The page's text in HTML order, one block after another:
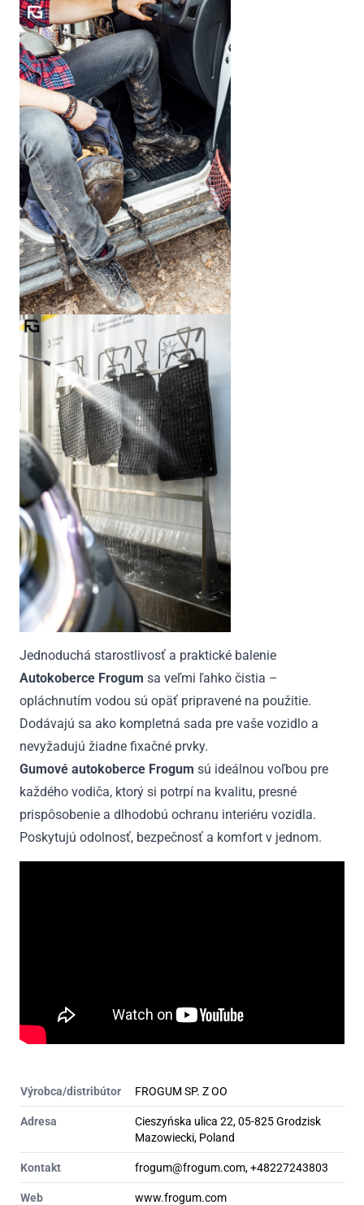
Jednoduchá starostlivosť a praktické balenie
Autokoberce Frogum sa veľmi ľahko čistia –
opláchnutím vodou sú opäť pripravené na použitie.
Dodávajú sa ako kompletná sada pre vaše vozidlo a
nevyžadujú žiadne fixačné prvky.
Gumové autokoberce Frogum sú ideálnou voľbou pre
každého vodiča, ktorý si potrpí na kvalitu, presné
prispôsobenie a dlhodobú ochranu interiéru vozidla.
Poskytujú odolnosť, bezpečnosť a komfort v jednom.
Výrobca/distribútor FROGUM SP. Z OO
Adresa
Cieszyńska ulica 22, 05-825 Grodzisk
Mazowiecki, Poland
Kontakt frogum@frogum.com, +48227243803
Web www.frogum.com